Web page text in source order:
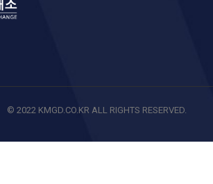
© 2022 KMGD.CO.KR ALL RIGHTS RESERVED.